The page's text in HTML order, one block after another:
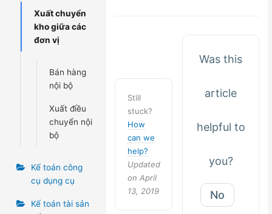
Xuất chuyển
kho giữa các
đơn vị
Bán hàng
nội bộ
Xuất điều
chuyển nội
bộ
Kế toán công
cụ dụng cụ
Kế toán tài sản
Still
stuck?
How
can we
help?
Updated
on April
13, 2019
Was this
article
helpful to
you?
No